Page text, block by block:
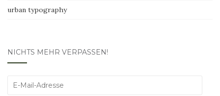
urban typography
NICHTS MEHR VERPASSEN!
E-